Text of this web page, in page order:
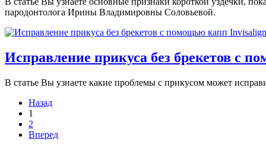
пародонтолога Ирины Владимировны Соловьевой.
Исправление прикуса без брекетов с
В статье Вы узнаете какие проблемы с прикусом может
Назад
1
2
Вперед